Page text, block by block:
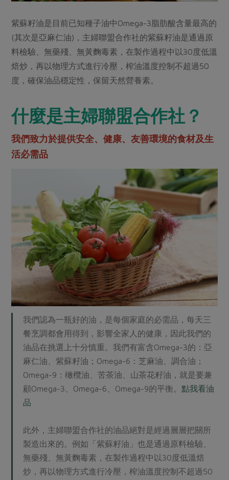
紫蘇籽油是目前已知種子油中Omega-3脂肪酸含量最高的
(其次是亞麻仁油)，主婦聯盟合作社的紫蘇籽油是通過原
料檢驗、無藥殘、無黃麴毒素，在製作過程中以30度低溫
焙炒，再以物理方式進行冷壓，榨油溫度控制不超過50
度，確保油品穩定性，保留天然營養素。
什麼是主婦聯盟合作社？
我們致力於提供安全、健康、友善環境的食材及生
活必需品
我們認為一瓶好的油，是每個家庭的必需品，每天三
餐烹調都會用得到，影響全家人的健康，因此我們的
油品在挑選上十分慎重。我們有富含Omega-3的：亞
麻仁油、紫蘇籽油；Omega-6：芝麻油、調合油；
Omega-9：橄欖油、苦茶油、山茶花籽油，就是要兼
顧Omega-3、Omega-6、Omega-9的平衡。點我看油
品
此外，主婦聯盟合作社的油品絕對是經過層層把關所
製造出來的。例如「紫蘇籽油」也是通過原料檢驗、
無藥殘、無黃麴毒素，在製作過程中以30度低溫焙
炒，再以物理方式進行冷壓，榨油溫度控制不超過50